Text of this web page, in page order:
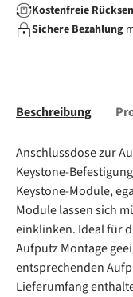
Kostenfreie
Sichere Bezahlung
Beschreibung
Anschlussdose zur
Keystone-
Keystone-Module,
Module lassen sich
einklinken. Ideal für
Aufputz Montage
entsprechenden
Lieferumfang